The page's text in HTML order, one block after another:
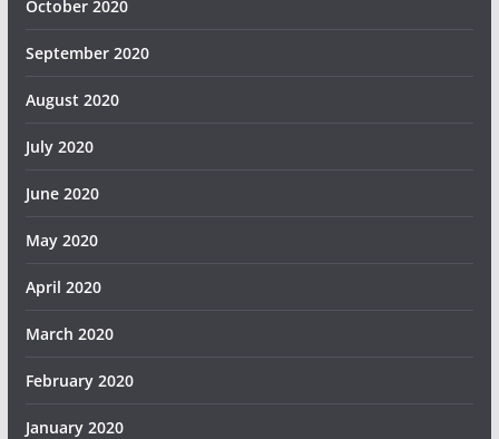
October 2020
September 2020
August 2020
July 2020
June 2020
May 2020
April 2020
March 2020
February 2020
January 2020